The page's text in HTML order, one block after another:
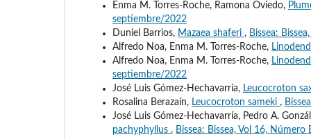
Enma M. Torres-Roche, Ramona Oviedo,
septiembre/2022
Duniel Barrios, Mazaea shaferi , Bissea:
Alfredo Noa, Enma M. Torres-Roche,
Alfredo Noa, Enma M. Torres-Roche,
septiembre/2022
José Luis Gómez-Hechavarría, Leucocroton
Rosalina Berazaín, Leucocroton sameki ,
José Luis Gómez-Hechavarría, Pedro A.
pachyphyllus , Bissea: Bissea, Vol 16,